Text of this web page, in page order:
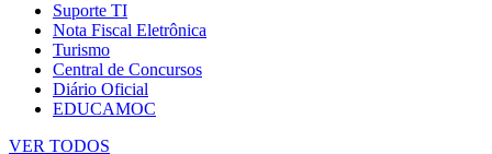
Suporte TI
Nota Fiscal Eletrônica
Turismo
Central de Concursos
Diário Oficial
EDUCAMOC
VER TODOS